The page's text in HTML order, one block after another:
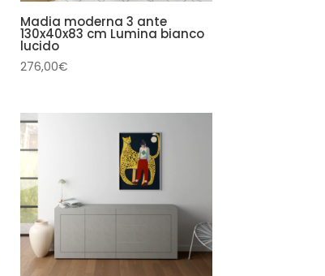
Madia moderna 3 ante
130x40x83 cm Lumina bianco
lucido
276,00€